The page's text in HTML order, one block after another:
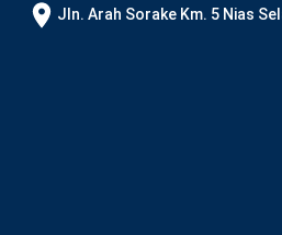
JIn. Arah Sorake Km. 5 Nias